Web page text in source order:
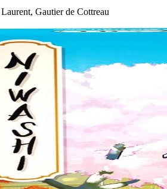
Gautier de Cottreau